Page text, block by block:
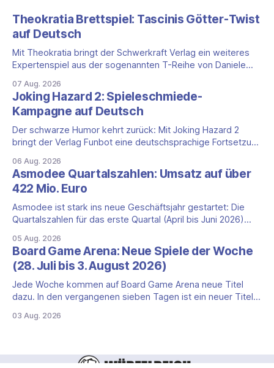
Theokratia Brettspiel: Tascinis Götter-Twist
auf Deutsch
Mit Theokratia bringt der Schwerkraft Verlag ein weiteres
Expertenspiel aus der sogenannten T-Reihe von Daniele
Tekhenu und Tzolk'in gehören. Der Aufhänger ist ein
ungewöhnlicher Perspektivwechsel: Sie steuern nicht die
eigene Zivilisation, sondern eine hochentwickelte
außerirdische Gottheit, die vier
07 Aug. 2026
Joking Hazard 2: Spieleschmiede-
Kampagne auf Deutsch
Der schwarze Humor kehrt zurück: Mit Joking Hazard 2
bringt der Verlag Funbot eine deutschsprachige Fortsetzung
Happiness (Explosm) auf die Spieleschmiede. Wir ordnen
ein, was die Kampagne unter dem Motto „Die fiesen
Comics sind zurück!" bietet und wo sie schweigt.
06 Aug. 2026
Asmodee Quartalszahlen: Umsatz auf über
422 Mio. Euro
Asmodee ist stark ins neue Geschäftsjahr gestartet: Die
Quartalszahlen für das erste Quartal (April bis Juni 2026)
Prozent auf 422,1 Millionen Euro. Getragen wird das
Wachstum weiter von den Sammelkartenspielen, doch
erstmals seit Monaten zeigt auch das klassische
Brettspielgeschäft wieder
05 Aug. 2026
Board Game Arena: Neue Spiele der Woche
(28. Juli bis 3. August 2026)
Jede Woche kommen auf Board Game Arena neue Titel
dazu. In den vergangenen sieben Tagen ist ein neuer Titel
bekanntesten kooperativen Zombiespiele. Wir stellen dir
Zombicide: 2nd
03 Aug. 2026